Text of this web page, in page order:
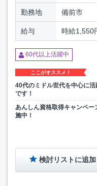
勤務地 備前市
給与 時給1,550
60代以上活躍中
ここがオススメ！
40代のミドル世代を中心に活
です！
あんしん資格取得キャンペー
施中！
検討リストに追加